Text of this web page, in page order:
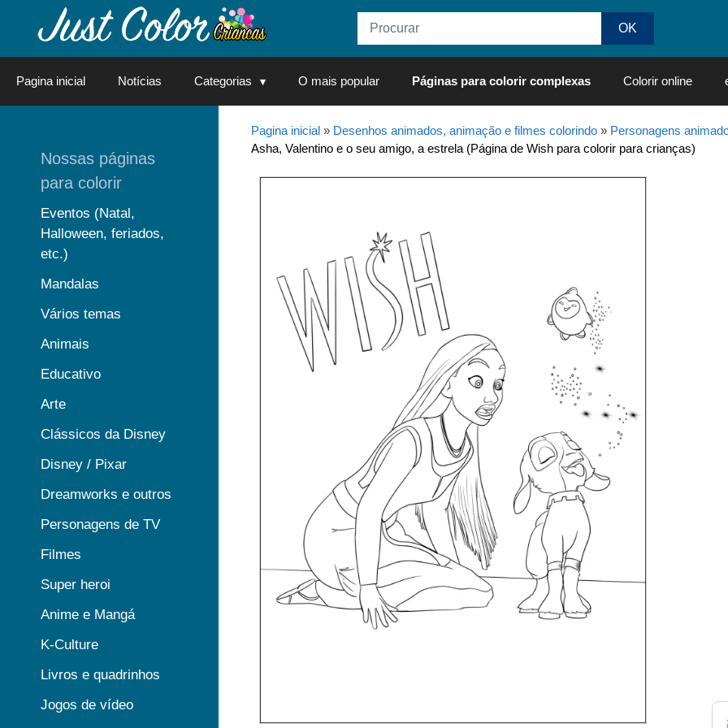
Pagina inicial Notícias Categorias O mais popular Páginas para colorir complexas Colorir online
Pagina inicial» Desenhos animados, animação e filmes colorindo» Personagens
Asha, Valentino e o seu amigo, a estrela (Página de Wish para colorir para crianças)
Nossas páginas
para colorir
Eventos (Natal,
Halloween, feriados,
etc.)
Mandalas
Vários temas
Animais
Educativo
Arte
Clássicos da Disney
Disney / Pixar
Dreamworks e outros
Personagens de TV
Filmes
Super heroi
Anime e Mangá
K-Culture
Livros e quadrinhos
Jogos de vídeo